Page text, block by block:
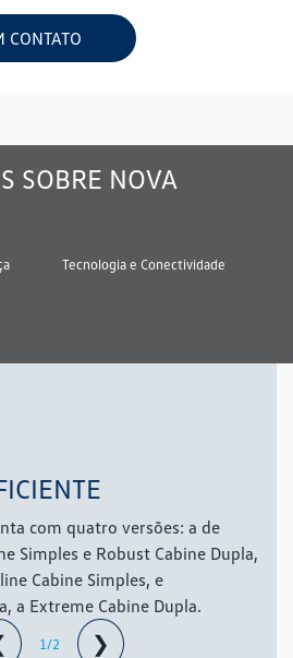
CONTATO
SOBRE NOVA
Tecnologia e Conectividade
com quatro versões: a de
Simples e Robust Cabine Dupla,
Cabine Simples, e
a Extreme Cabine Dupla.
1/2 ❯